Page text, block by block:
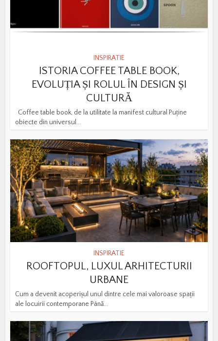
INSPIRATIE
ISTORIA COFFEE TABLE BOOK,
EVOLUȚIA ȘI ROLUL ÎN DESIGN ȘI
CULTURĂ
Coffee table book, de la utilitate la manifest cultural Puține
obiecte din universul...
INSPIRATIE
ROOFTOPUL, LUXUL ARHITECTURII
URBANE
Cum a devenit acoperișul unul dintre cele mai valoroase spații
ale locuirii contemporane Până...